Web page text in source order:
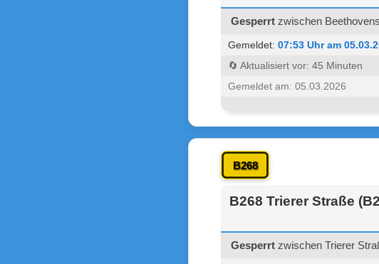
Gesperrt zwischen
Gemeldet: 07:53 Uhr am
🔄 Aktualisiert vor: 45 Minuten
Gemeldet am: 05.03.2026
B268
B268 Trierer Straße
Gesperrt zwischen Trierer